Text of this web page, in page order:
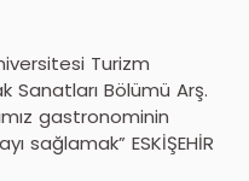
Turizm
Sanatları Bölümü Arş.
gastronominin
sağlamak” ESKİŞEHİR